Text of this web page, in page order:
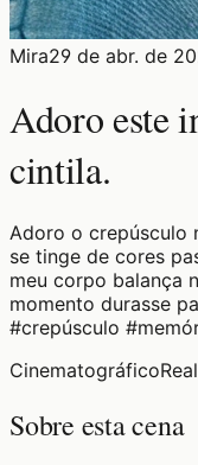
Mira29 de abr. de
Adoro este
cintila.
Adoro o crepúsculo
se tinge de cores
meu corpo balança
momento durasse
#crepúsculo
Cinematográfico
Sobre esta cena